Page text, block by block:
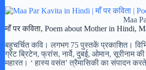
Maa
माँ पर कविता, Poem about Mother in Hindi,
बहुचर्चित कवि। लगभग 75 पुस्तकें प्रकाशित।
ग्रेट ब्रिटेन, फ्रांस, नार्वे, दुबई, ओमान, सूरीनाम
महारत। ‘ हास्य वसंत’ त्रैमा‍‍‍सिकी का संपादन